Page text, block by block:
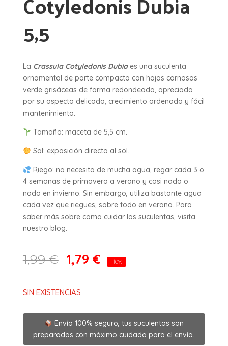
5,5
La Crassula Cotyledonis Dubiaes una suculenta
ornamental de porte compacto con hojas carnosas
verde grisáceas de forma redondeada, apreciada
por su aspecto delicado, crecimiento ordenado y fácil
mantenimiento.
Tamaño: maceta de 5,5 cm.
Sol: exposición directa al sol.
Riego: no necesita de mucha agua, regar cada 3 o
4 semanas de primavera a verano y casi nada o
nada en invierno. Sin embargo, utiliza bastante agua
cada vez que riegues, sobre todo en verano. Para
saber más sobre como cuidar las suculentas, visita
nuestro blog.
1,99€ 1,79 € -10%
SIN EXISTENCIAS
Envío 100% seguro, tus suculentas son
preparadas con máximo cuidado para el envío.